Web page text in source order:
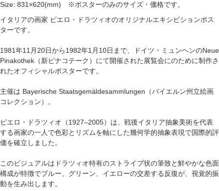
Size: 831×620(mm) ※ポスターのみのサイズ・価格です。
イタリアの画家 ピエロ・ドラツィオのオリジナルエキシビションポス
ターです。
1981年11月20日から1982年1月10日まで、ドイツ・ミュンヘンのNeue
Pinakothek（新ピナコテーク）にて開催された展覧会にのために制作さ
れたオフィシャルポスターです。
主催は Bayerische Staatsgemäldesammlungen（バイエルン州立絵画
コレクション）。
ピエロ・ドラツィオ（1927–2005）は、戦後イタリア抽象美術を代表
する画家の一人で色彩とリズムを軸にした幾何学的抽象表現で国際的評
価を確立しました。
このビジュアルはドラツィオ特有のストライプ状の筆致と鮮やかな色面
構成が特徴でブルー、グリーン、イエローの交差する反復が、視覚的振
動を生み出します。